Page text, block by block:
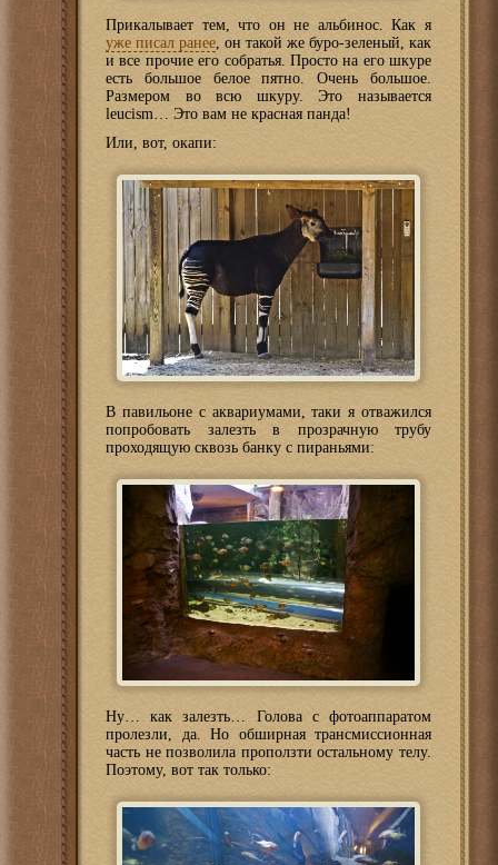
Прикалывает тем, что он не альбинос. Как я
уже писал ранее , он такой же буро-зеленый, как
и все прочие его собратья. Просто на его шкуре
есть большое белое пятно. Очень большое.
Размером во всю шкуру. Это называется
leucism… Это вам не красная панда!
Или, вот, окапи:
В павильоне с аквариумами, таки я отважился
попробовать залезть в прозрачную трубу
проходящую сквозь банку с пираньями:
Ну… как залезть… Голова с фотоаппаратом
пролезли, да. Но обширная трансмиссионная
часть не позволила проползти остальному телу.
Поэтому, вот так только: